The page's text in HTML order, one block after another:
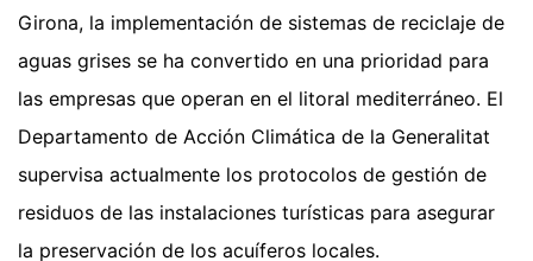
Girona, la implementación de sistemas de reciclaje de
aguas grises se ha convertido en una prioridad para
las empresas que operan en el litoral mediterráneo. El
Departamento de Acción Climática de la Generalitat
supervisa actualmente los protocolos de gestión de
residuos de las instalaciones turísticas para asegurar
la preservación de los acuíferos locales.